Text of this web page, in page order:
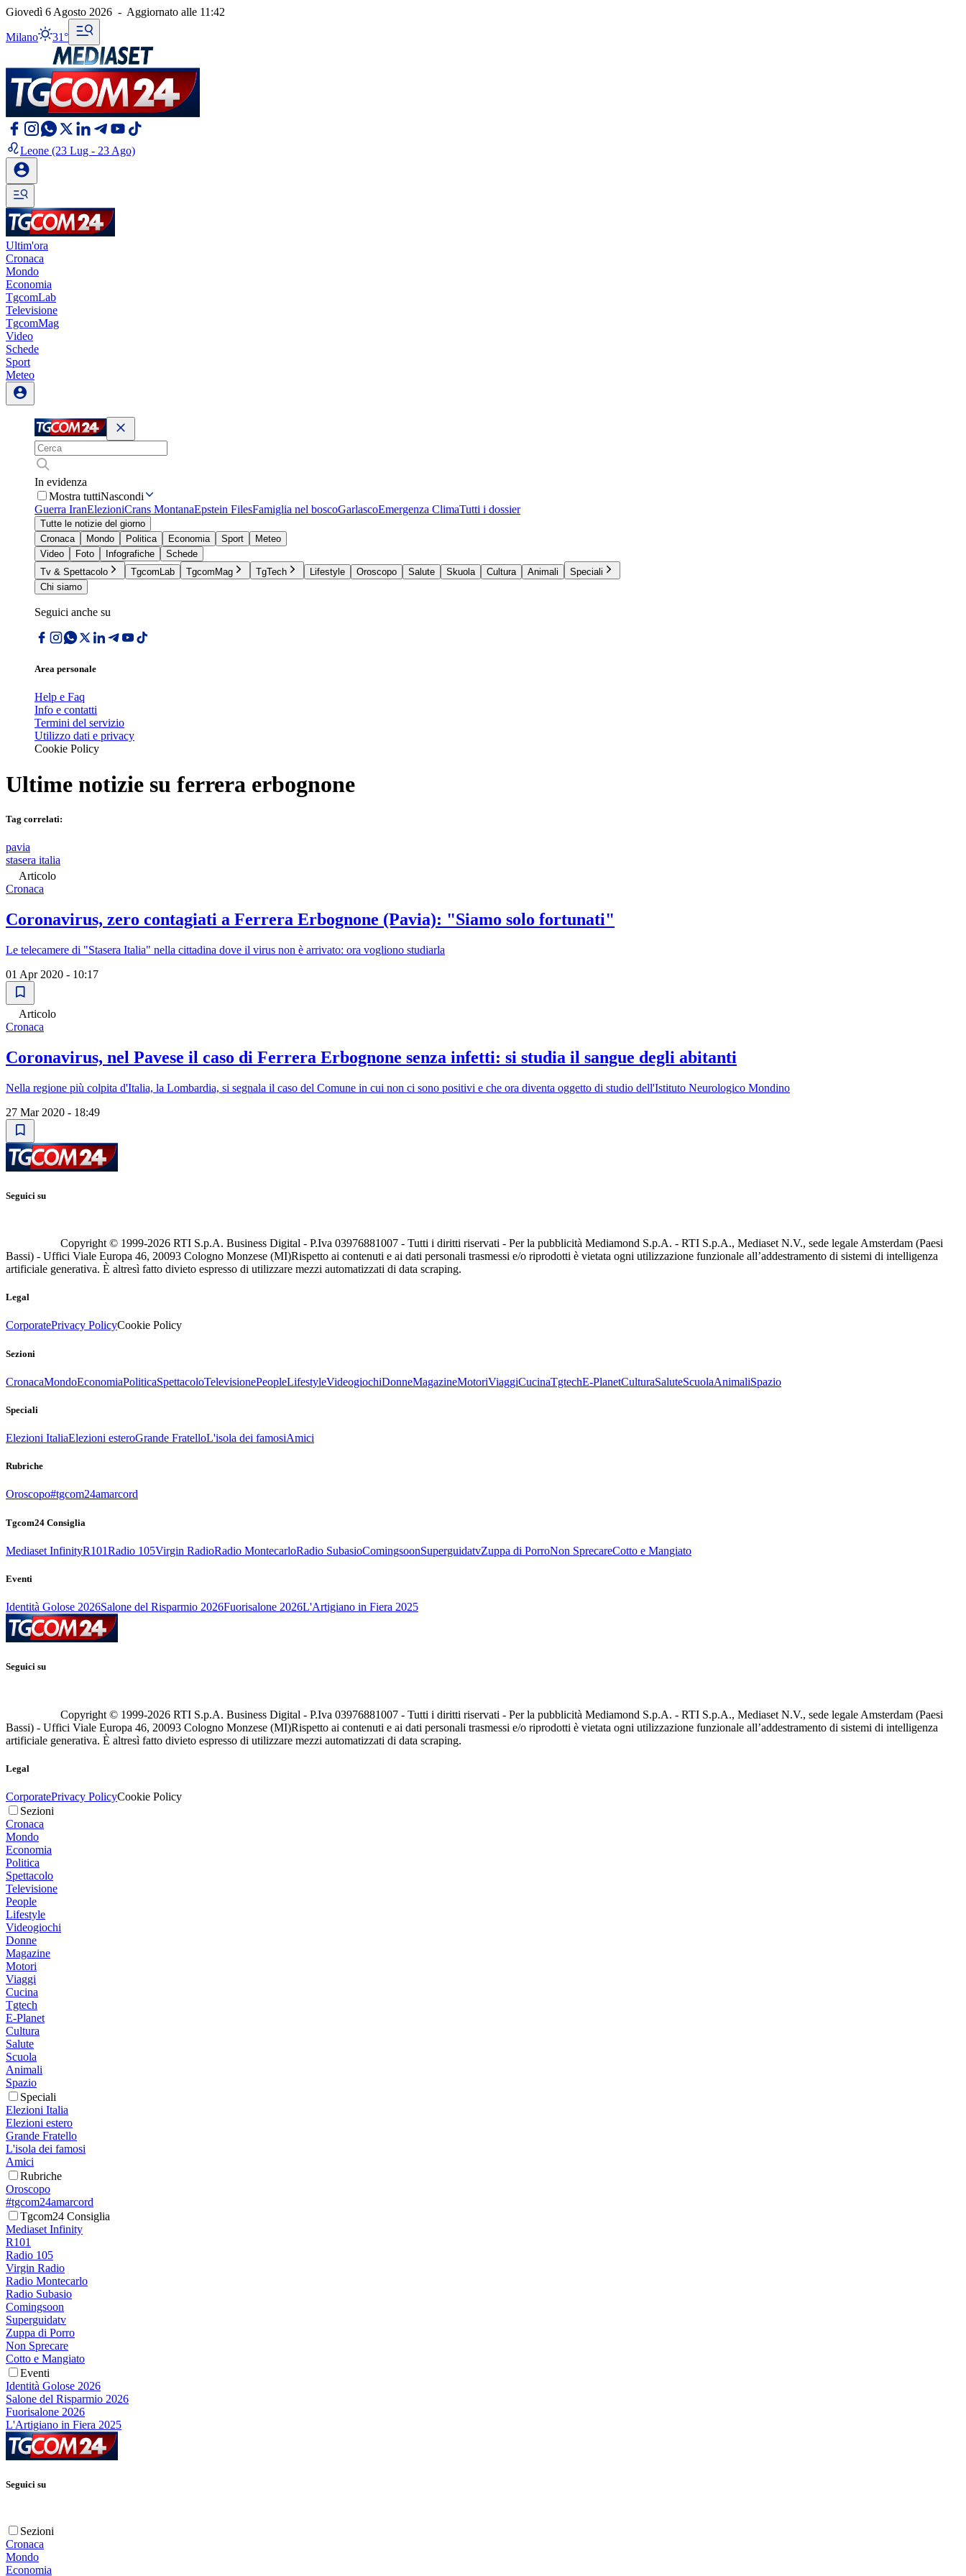
Giovedì 6 Agosto 2026 - Aggiornato alle 11:42
Milano 31°
Leone (23 Lug - 23 Ago)
Ultim'ora
Cronaca
Mondo
Economia
TgcomLab
Televisione
TgcomMag
Video
Schede
Sport
Meteo
In evidenza
Mostra tuttiNascondi
Guerra IranElezioniCrans MontanaEpstein FilesFamiglia nel boscoGarlascoEmergenza ClimaTutti i dossier
Tutte le notizie del giorno
Cronaca
Mondo Politica Economia Sport
Meteo
Video
Foto Infografiche
Schede
Tv & Spettacolo
TgcomLab TgcomMag TgTech Lifestyle Oroscopo Salute Skuola Cultura Animali
Speciali
Chi siamo
Seguici anche su
Area personale
Help e Faq
Info e contatti
Termini del servizio
Utilizzo dati e privacy
Cookie Policy
Ultime notizie su ferrera erbognone
Tag correlati:
pavia
stasera italia
Articolo
Cronaca
Coronavirus, zero contagiati a Ferrera Erbognone (Pavia): "Siamo solo fortunati"
Le telecamere di "Stasera Italia" nella cittadina dove il virus non è arrivato: ora vogliono studiarla
01 Apr 2020 - 10:17
Articolo
Cronaca
Coronavirus, nel Pavese il caso di Ferrera Erbognone senza infetti: si studia il sangue degli abitanti
Nella regione più colpita d'Italia, la Lombardia, si segnala il caso del Comune in cui non ci sono positivi e che ora diventa oggetto di studio dell'Istituto Neurologico Mondino
27 Mar 2020 - 18:49
Seguici su
Copyright © 1999-2026 RTI S.p.A. Business Digital - P.Iva 03976881007 - Tutti i diritti riservati - Per la pubblicità Mediamond S.p.A. - RTI S.p.A., Mediaset N.V., sede legale Amsterdam (Paesi
Bassi) - Uffici Viale Europa 46, 20093 Cologno Monzese (MI)Rispetto ai contenuti e ai dati personali trasmessi e/o riprodotti è vietata ogni utilizzazione funzionale all’addestramento di sistemi di intelligenza
artificiale generativa. È altresì fatto divieto espresso di utilizzare mezzi automatizzati di data scraping.
Legal
CorporatePrivacy PolicyCookie Policy
Sezioni
CronacaMondoEconomiaPoliticaSpettacoloTelevisionePeopleLifestyleVideogiochiDonneMagazineMotoriViaggiCucinaTgtechE-PlanetCulturaSaluteScuolaAnimaliSpazio
Speciali
Elezioni ItaliaElezioni esteroGrande FratelloL'isola dei famosiAmici
Rubriche
Oroscopo#tgcom24amarcord
Tgcom24 Consiglia
Mediaset InfinityR101Radio 105Virgin RadioRadio MontecarloRadio SubasioComingsoonSuperguidatvZuppa di PorroNon SprecareCotto e Mangiato
Eventi
Identità Golose 2026Salone del Risparmio 2026Fuorisalone 2026L'Artigiano in Fiera 2025
Seguici su
Copyright © 1999-2026 RTI S.p.A. Business Digital - P.Iva 03976881007 - Tutti i diritti riservati - Per la pubblicità Mediamond S.p.A. - RTI S.p.A., Mediaset N.V., sede legale Amsterdam (Paesi
Bassi) - Uffici Viale Europa 46, 20093 Cologno Monzese (MI)Rispetto ai contenuti e ai dati personali trasmessi e/o riprodotti è vietata ogni utilizzazione funzionale all’addestramento di sistemi di intelligenza
artificiale generativa. È altresì fatto divieto espresso di utilizzare mezzi automatizzati di data scraping.
Legal
CorporatePrivacy PolicyCookie Policy
Sezioni
Cronaca
Mondo
Economia
Politica
Spettacolo
Televisione
People
Lifestyle
Videogiochi
Donne
Magazine
Motori
Viaggi
Cucina
Tgtech
E-Planet
Cultura
Salute
Scuola
Animali
Spazio
Speciali
Elezioni Italia
Elezioni estero
Grande Fratello
L'isola dei famosi
Amici
Rubriche
Oroscopo
#tgcom24amarcord
Tgcom24 Consiglia
Mediaset Infinity
R101
Radio 105
Virgin Radio
Radio Montecarlo
Radio Subasio
Comingsoon
Superguidatv
Zuppa di Porro
Non Sprecare
Cotto e Mangiato
Eventi
Identità Golose 2026
Salone del Risparmio 2026
Fuorisalone 2026
L'Artigiano in Fiera 2025
Seguici su
Sezioni
Cronaca
Mondo
Economia